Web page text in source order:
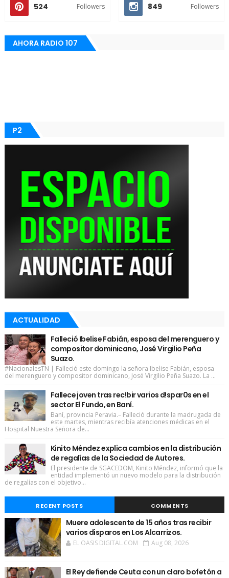
524 Followers 849 Followers
AHORA RADIO 107
P2
ACTUALIDAD
Falleció Ibelise Fabián, esposa del merenguero y
compositor dominicano, José Virgilio Peña
Suazo.
#NacionalesTN | Falleció este domingo la señora Ibelise Fabián, esposa
del merenguero y compositor dominicano, José Virgilio Peña Suazo. La ...
Fallece joven tras rec!bir varios d!spar0s en el
sector El Fundo, en Baní.
Baní, provincia Peravia.– Falleció durante la madrugada de
este martes, mientras recibía atenciones médicas en el
Hospital Nuestra Señora de...
Kinito Méndez explica cambios en la distribución
de regalías de la Sociedad de Autores.
El presidente de SGACEDOM, Kinito Méndez, informó que la
entidad implementó un nuevo modelo para la distribución
de regalías con el objetivo...
RECENT POSTS COMMENTS
Muere adolescente de 15 años tras recibir
varios disparos en Los Alcarrizos.
EL OASIS DIGITAL.COM Aug 08, 2026
El Rey defiende Ceuta con un claro bofetón a